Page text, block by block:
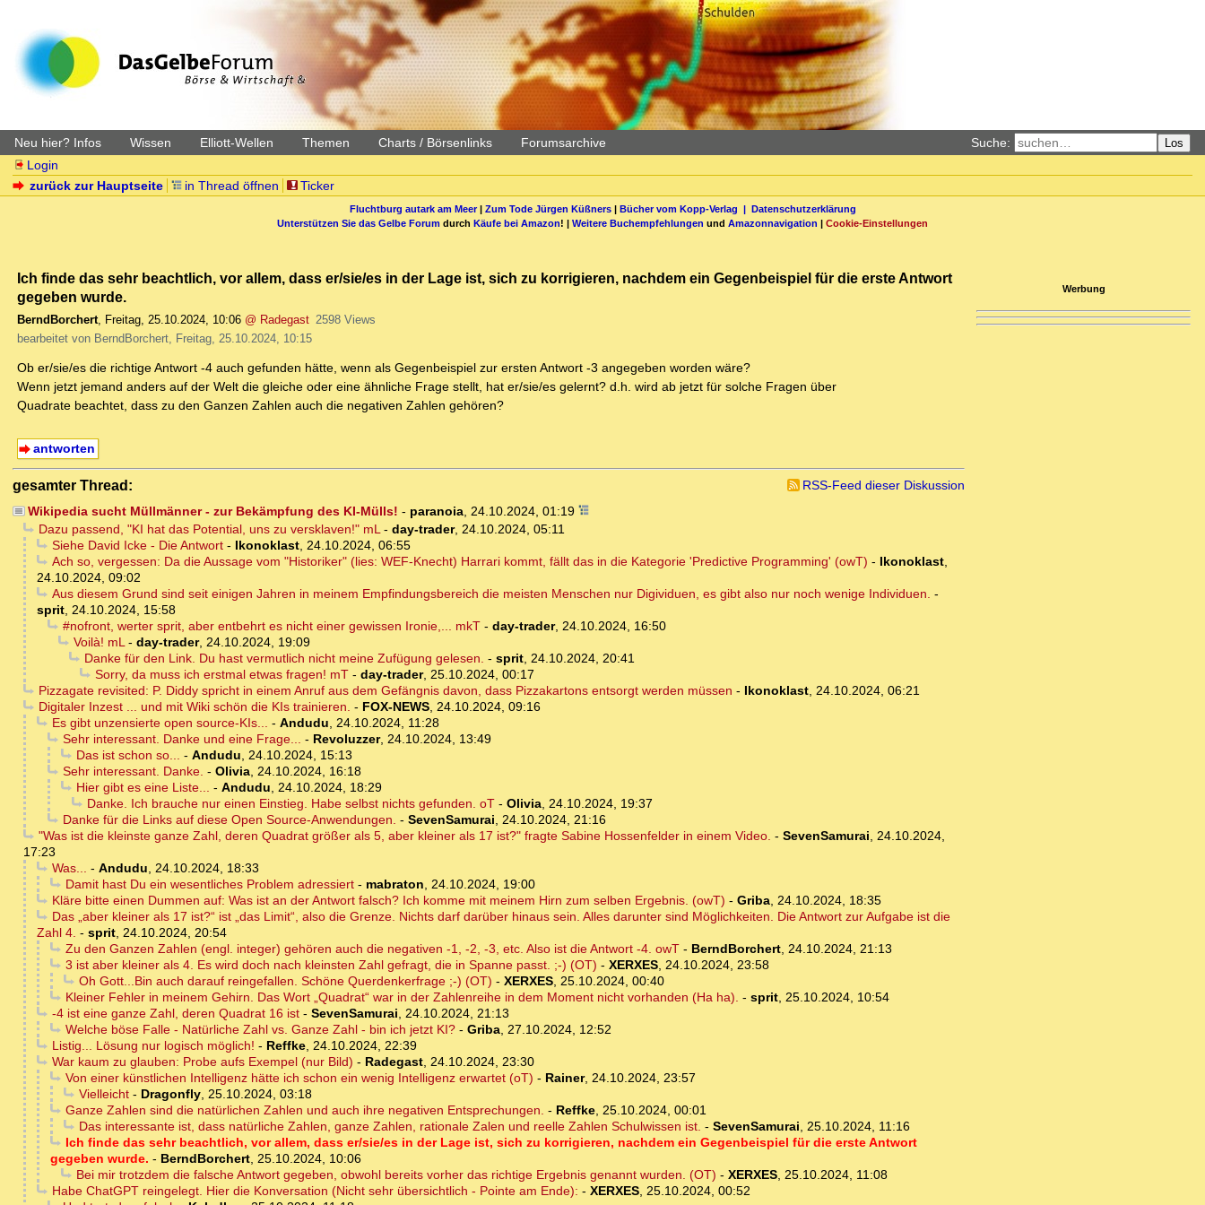
Neu hier? Infos Wissen Elliott-Wellen Themen Charts / Börsenlinks Forumsarchive Suche: Los
Login
zurück zur Hauptseite
in Thread öffnen Ticker
Fluchtburg autark am Meer| Zum Tode Jürgen Küßners| Bücher vom Kopp-Verlag | Datenschutzerklärung
Unterstützen Sie das Gelbe Forum durch Käufe bei Amazon! | Weitere Buchempfehlungen und Amazonnavigation | Cookie-Einstellungen
Ich finde das sehr beachtlich, vor allem, dass er/sie/es in der Lage ist, sich zu korrigieren, nachdem ein Gegenbeispiel für die erste Antwort
gegeben wurde.
BerndBorchert, Freitag, 25.10.2024, 10:06 @ Radegast 2598 Views
bearbeitet von BerndBorchert, Freitag, 25.10.2024, 10:15
Ob er/sie/es die richtige Antwort -4 auch gefunden hätte, wenn als Gegenbeispiel zur ersten Antwort -3 angegeben worden wäre?
Wenn jetzt jemand anders auf der Welt die gleiche oder eine ähnliche Frage stellt, hat er/sie/es gelernt? d.h. wird ab jetzt für solche Fragen über
Quadrate beachtet, dass zu den Ganzen Zahlen auch die negativen Zahlen gehören?
antworten
gesamter Thread:
RSS-Feed dieser Diskussion
Wikipedia sucht Müllmänner - zur Bekämpfung des KI-Mülls! - paranoia, 24.10.2024, 01:19
Dazu passend, "KI hat das Potential, uns zu versklaven!" mL- day-trader, 24.10.2024, 05:11
Siehe David Icke - Die Antwort- Ikonoklast, 24.10.2024, 06:55
Ach so, vergessen: Da die Aussage vom "Historiker" (lies: WEF-Knecht) Harrari kommt, fällt das in die Kategorie 'Predictive Programming' (owT) - Ikonoklast,
24.10.2024, 09:02
Aus diesem Grund sind seit einigen Jahren in meinem Empfindungsbereich die meisten Menschen nur Digividuen, es gibt also nur noch wenige Individuen. -
sprit, 24.10.2024, 15:58
#nofront, werter sprit, aber entbehrt es nicht einer gewissen Ironie,... mkT- day-trader, 24.10.2024, 16:50
Voilà! mL- day-trader, 24.10.2024, 19:09
Danke für den Link. Du hast vermutlich nicht meine Zufügung gelesen. - sprit, 24.10.2024, 20:41
Sorry, da muss ich erstmal etwas fragen! mT- day-trader, 25.10.2024, 00:17
Pizzagate revisited: P. Diddy spricht in einem Anruf aus dem Gefängnis davon, dass Pizzakartons entsorgt werden müssen - Ikonoklast, 24.10.2024, 06:21
Digitaler Inzest ... und mit Wiki schön die KIs trainieren. - FOX-NEWS, 24.10.2024, 09:16
Es gibt unzensierte open source-KIs... - Andudu, 24.10.2024, 11:28
Sehr interessant. Danke und eine Frage... - Revoluzzer, 24.10.2024, 13:49
Das ist schon so... - Andudu, 24.10.2024, 15:13
Sehr interessant. Danke. - Olivia, 24.10.2024, 16:18
Hier gibt es eine Liste... - Andudu, 24.10.2024, 18:29
Danke. Ich brauche nur einen Einstieg. Habe selbst nichts gefunden. oT- Olivia, 24.10.2024, 19:37
Danke für die Links auf diese Open Source-Anwendungen. - SevenSamurai, 24.10.2024, 21:16
"Was ist die kleinste ganze Zahl, deren Quadrat größer als 5, aber kleiner als 17 ist?" fragte Sabine Hossenfelder in einem Video. - SevenSamurai, 24.10.2024,
17:23
Was... - Andudu, 24.10.2024, 18:33
Damit hast Du ein wesentliches Problem adressiert- mabraton, 24.10.2024, 19:00
Kläre bitte einen Dummen auf: Was ist an der Antwort falsch? Ich komme mit meinem Hirn zum selben Ergebnis. (owT) - Griba, 24.10.2024, 18:35
Das „aber kleiner als 17 ist?“ ist „das Limit“, also die Grenze. Nichts darf darüber hinaus sein. Alles darunter sind Möglichkeiten. Die Antwort zur Aufgabe ist die
Zahl 4. - sprit, 24.10.2024, 20:54
Zu den Ganzen Zahlen (engl. integer) gehören auch die negativen -1, -2, -3, etc. Also ist die Antwort -4. owT- BerndBorchert, 24.10.2024, 21:13
3 ist aber kleiner als 4. Es wird doch nach kleinsten Zahl gefragt, die in Spanne passt. ;-) (OT) - XERXES, 24.10.2024, 23:58
Oh Gott...Bin auch darauf reingefallen. Schöne Querdenkerfrage ;-) (OT) - XERXES, 25.10.2024, 00:40
Kleiner Fehler in meinem Gehirn. Das Wort „Quadrat“ war in der Zahlenreihe in dem Moment nicht vorhanden (Ha ha). - sprit, 25.10.2024, 10:54
-4 ist eine ganze Zahl, deren Quadrat 16 ist- SevenSamurai, 24.10.2024, 21:13
Welche böse Falle - Natürliche Zahl vs. Ganze Zahl - bin ich jetzt KI?- Griba, 27.10.2024, 12:52
Listig... Lösung nur logisch möglich! - Reffke, 24.10.2024, 22:39
War kaum zu glauben: Probe aufs Exempel (nur Bild) - Radegast, 24.10.2024, 23:30
Von einer künstlichen Intelligenz hätte ich schon ein wenig Intelligenz erwartet (oT) - Rainer, 24.10.2024, 23:57
Vielleicht- Dragonfly, 25.10.2024, 03:18
Ganze Zahlen sind die natürlichen Zahlen und auch ihre negativen Entsprechungen. - Reffke, 25.10.2024, 00:01
Das interessante ist, dass natürliche Zahlen, ganze Zahlen, rationale Zalen und reelle Zahlen Schulwissen ist. - SevenSamurai, 25.10.2024, 11:16
Ich finde das sehr beachtlich, vor allem, dass er/sie/es in der Lage ist, sich zu korrigieren, nachdem ein Gegenbeispiel für die erste Antwort
gegeben wurde. - BerndBorchert, 25.10.2024, 10:06
Bei mir trotzdem die falsche Antwort gegeben, obwohl bereits vorher das richtige Ergebnis genannt wurden. (OT) - XERXES, 25.10.2024, 11:08
Habe ChatGPT reingelegt. Hier die Konversation (Nicht sehr übersichtlich - Pointe am Ende): - XERXES, 25.10.2024, 00:52
Werbung